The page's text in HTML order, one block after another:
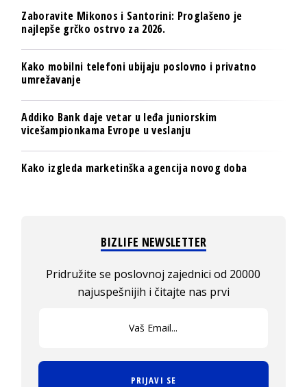
Zaboravite Mikonos i Santorini: Proglašeno je
najlepše grčko ostrvo za 2026.
Kako mobilni telefoni ubijaju poslovno i privatno
umrežavanje
Addiko Bank daje vetar u leđa juniorskim
vicešampionkama Evrope u veslanju
Kako izgleda marketinška agencija novog doba
BIZLIFE NEWSLETTER
Pridružite se poslovnoj zajednici od 20000
najuspešnijih i čitajte nas prvi
PRIJAVI SE